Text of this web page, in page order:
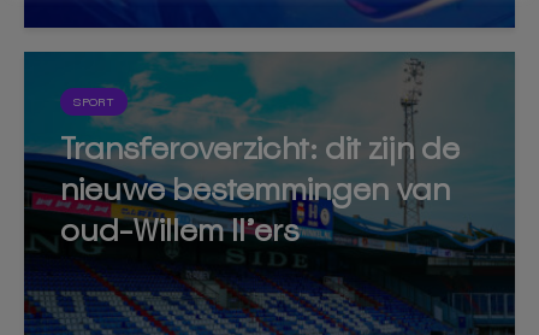
SPORT
Transferoverzicht: dit zijn de
nieuwe bestemmingen van
oud-Willem II’ers